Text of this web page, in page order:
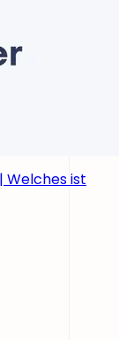
Welches ist